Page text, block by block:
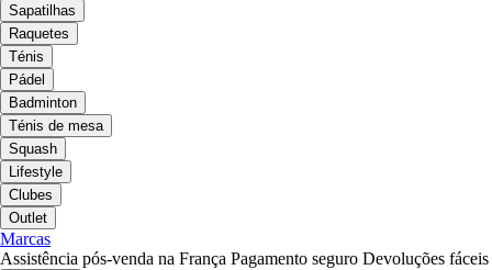
Sapatilhas
Raquetes
Ténis
Pádel
Badminton
Ténis de mesa
Squash
Lifestyle
Clubes
Outlet
Marcas
Assistência pós-venda na França Pagamento seguro Devoluções fáceis